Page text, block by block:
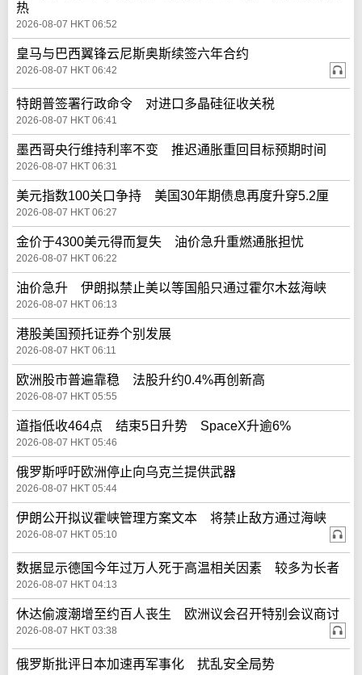
热
2026-08-07 HKT 06:52
皇马与巴西翼锋云尼斯奥斯续签六年合约
2026-08-07 HKT 06:42
特朗普签署行政命令 对进口多晶硅征收关税
2026-08-07 HKT 06:41
墨西哥央行维持利率不变 推迟通胀重回目标预期时间
2026-08-07 HKT 06:31
美元指数100关口争持 美国30年期债息再度升穿5.2厘
2026-08-07 HKT 06:27
金价于4300美元得而复失 油价急升重燃通胀担忧
2026-08-07 HKT 06:22
油价急升 伊朗拟禁止美以等国船只通过霍尔木兹海峡
2026-08-07 HKT 06:13
港股美国预托证券个别发展
2026-08-07 HKT 06:11
欧洲股市普遍靠稳 法股升约0.4%再创新高
2026-08-07 HKT 05:55
道指低收464点 结束5日升势 SpaceX升逾6%
2026-08-07 HKT 05:46
俄罗斯呼吁欧洲停止向乌克兰提供武器
2026-08-07 HKT 05:44
伊朗公开拟议霍峡管理方案文本 将禁止敌方通过海峡
2026-08-07 HKT 05:10
数据显示德国今年过万人死于高温相关因素 较多为长者
2026-08-07 HKT 04:13
休达偷渡潮增至约百人丧生 欧洲议会召开特别会议商讨
2026-08-07 HKT 03:38
俄罗斯批评日本加速再军事化 扰乱安全局势